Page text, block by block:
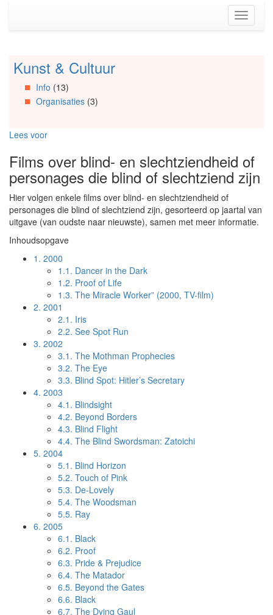
(Accesskey
Toggle
Spring
Artikels
Spring
Spring
Organisaties
Spring
Social
media
Kunst & Cultuur
Info (13)
Organisaties(3)
Lees voor
Films over blind- en slechtziendheid of
personages die blind of slechtziend zijn
Hier volgen enkele films over blind- en slechtziendheid of
personages die blind of slechtziend zijn, gesorteerd op jaartal van
uitgave (van oudste naar nieuwste), samen met meer informatie.
Inhoudsopgave
1. 2000
1.1. Dancer in the Dark
1.2. Proof of Life
1.3. The Miracle Worker” (2000, TV-film)
2. 2001
2.1. Iris
2.2. See Spot Run
3. 2002
3.1. The Mothman Prophecies
3.2. The Eye
3.3. Blind Spot: Hitler’s Secretary
4. 2003
4.1. Blindsight
4.2. Beyond Borders
4.3. Blind Flight
4.4. The Blind Swordsman: Zatoichi
5. 2004
5.1. Blind Horizon
5.2. Touch of Pink
5.3. De-Lovely
5.4. The Woodsman
5.5. Ray
6. 2005
6.1. Black
6.2. Proof
6.3. Pride & Prejudice
6.4. The Matador
6.5. Beyond the Gates
6.6. Black
6.7. The Dying Gaul